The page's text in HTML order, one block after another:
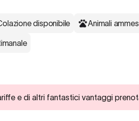
disponibile Animali
e di altri fantastici vantaggi